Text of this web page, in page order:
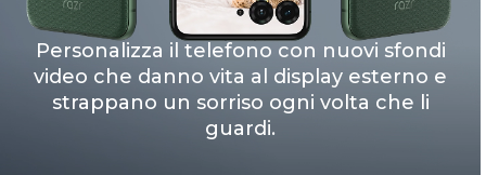
Personalizza il telefono con nuovi sfondi
video che danno vita al display esterno e
strappano un sorriso ogni volta che li
guardi.